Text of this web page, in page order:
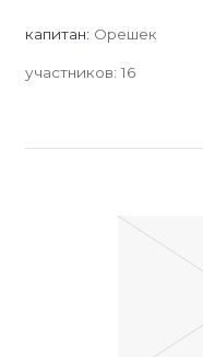
капитан: Орешек
участников:16